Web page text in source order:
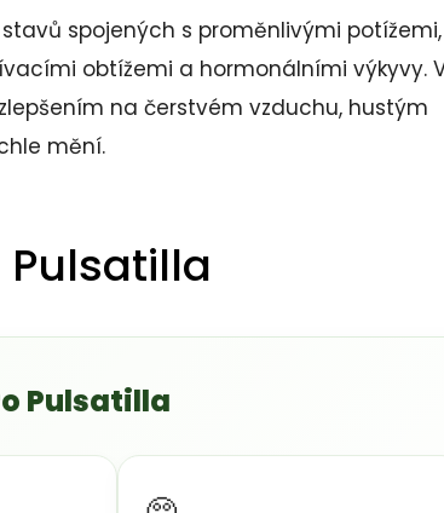
spojených s proměnlivými potížemi,
obtížemi a hormonálními výkyvy.
na čerstvém vzduchu, hustým
mění.
Pulsatilla